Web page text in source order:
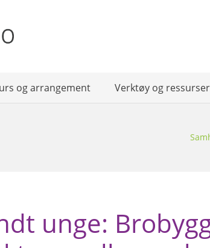
og arrangement Verktøy og ressurser
unge: